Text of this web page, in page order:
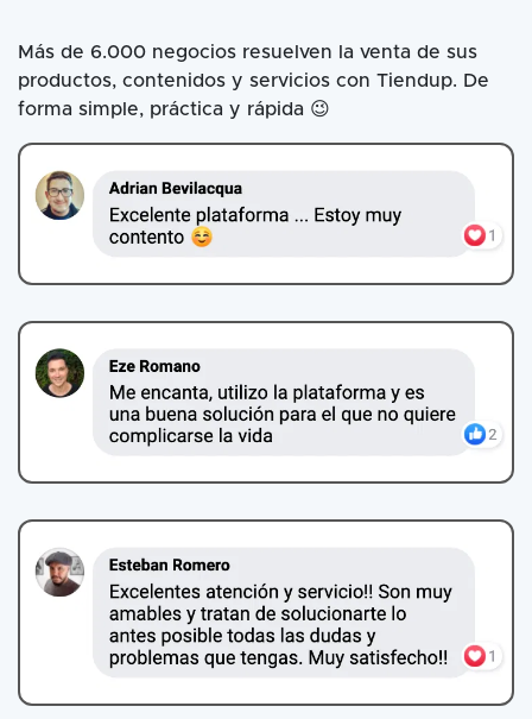
Más de 6.000 negocios resuelven la venta de sus
productos, contenidos y servicios con Tiendup. De
forma simple, práctica y rápida 😉